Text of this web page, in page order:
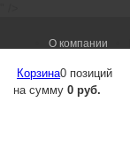
О компании
Корзина0 позиций
на сумму 0 руб.